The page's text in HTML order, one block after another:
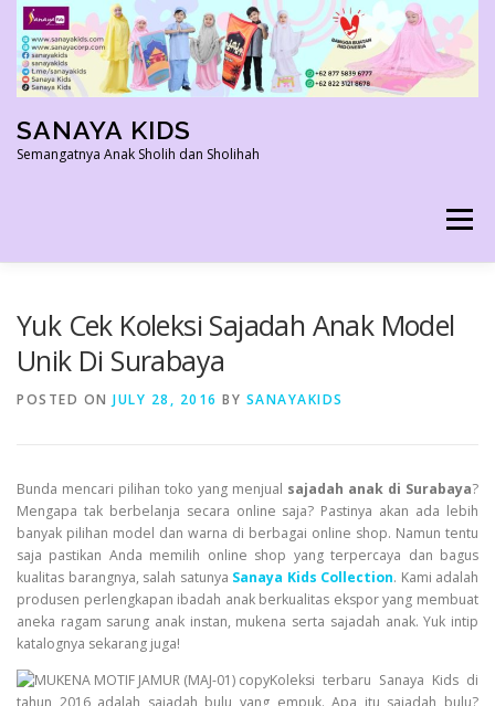
Skip
content
SANAYA KIDS
Semangatnya Anak Sholih dan Sholihah
Menu
Yuk Cek Koleksi Sajadah Anak Model
Unik Di Surabaya
POSTED ON JULY 28, 2016 BY SANAYAKIDS
Bunda mencari pilihan toko yang menjual sajadah anak di Surabaya?
Mengapa tak berbelanja secara online saja? Pastinya akan ada lebih
banyak pilihan model dan warna di berbagai online shop. Namun tentu
saja pastikan Anda memilih online shop yang terpercaya dan bagus
kualitas barangnya, salah satunya Sanaya Kids Collection. Kami adalah
produsen perlengkapan ibadah anak berkualitas ekspor yang membuat
aneka ragam sarung anak instan, mukena serta sajadah anak. Yuk intip
katalognya sekarang juga!
Koleksi terbaru Sanaya Kids di